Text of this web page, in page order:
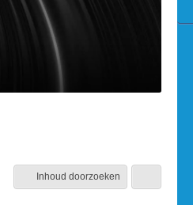
Inhoud doorzoeken